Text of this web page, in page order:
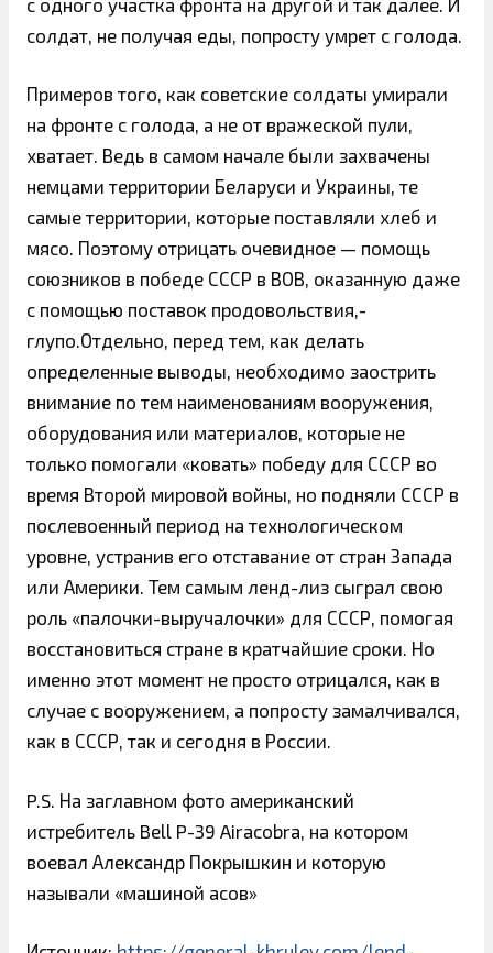
солдат, не получая еды, попросту умрет с голода.
Примеров того, как советские солдаты умирали
на фронте с голода, а не от вражеской пули,
хватает. Ведь в самом начале были захвачены
немцами территории Беларуси и Украины, те
самые территории, которые поставляли хлеб и
мясо. Поэтому отрицать очевидное — помощь
союзников в победе СССР в ВОВ, оказанную даже
с помощью поставок продовольствия,-
глупо.Отдельно, перед тем, как делать
определенные выводы, необходимо заострить
внимание по тем наименованиям вооружения,
оборудования или материалов, которые не
только помогали «ковать» победу для СССР во
время Второй мировой войны, но подняли СССР в
послевоенный период на технологическом
уровне, устранив его отставание от стран Запада
или Америки. Тем самым ленд-лиз сыграл свою
роль «палочки-выручалочки» для СССР, помогая
восстановиться стране в кратчайшие сроки. Но
именно этот момент не просто отрицался, как в
случае с вооружением, а попросту замалчивался,
как в СССР, так и сегодня в России.
P.S. На заглавном фото американский
истребитель Bell P-39 Airacobra, на котором
воевал Александр Покрышкин и которую
называли «машиной асов»